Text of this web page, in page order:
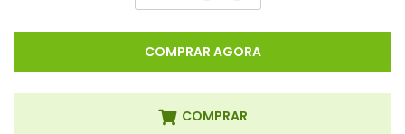
COMPRAR
COMPRAR AGORA